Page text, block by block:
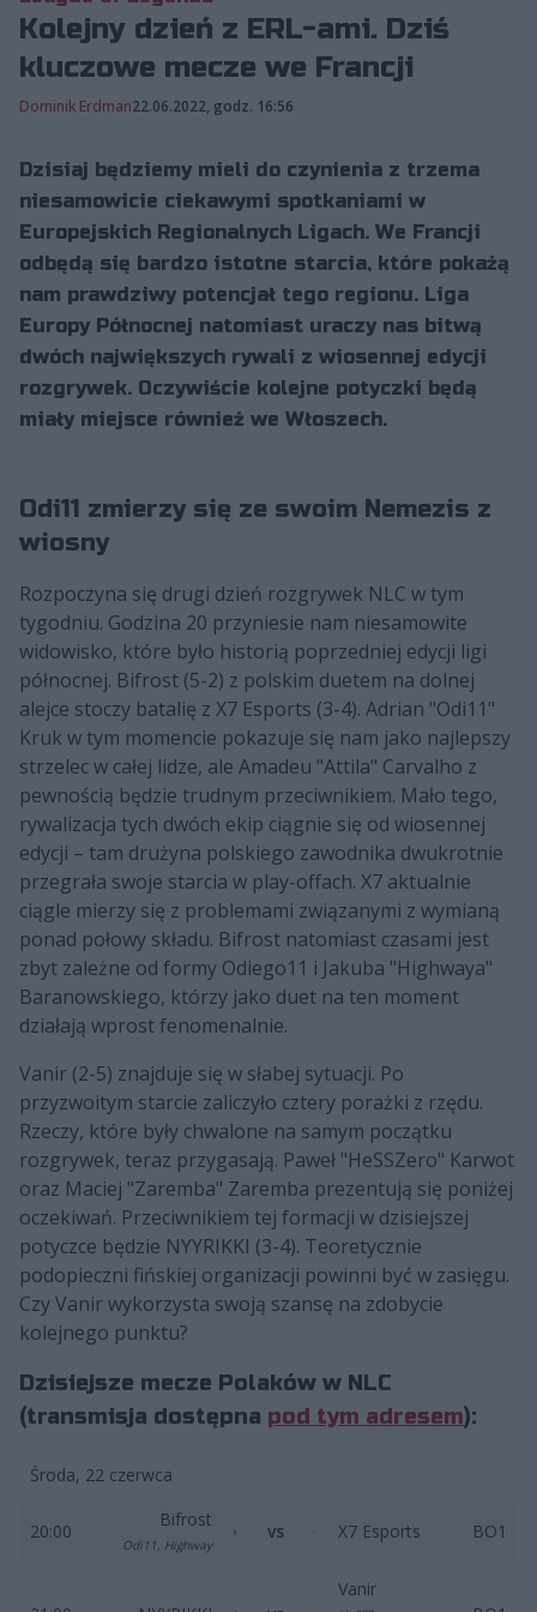
Kolejny dzień z ERL-ami. Dziś
kluczowe mecze we Francji
Dominik Erdman22.06.2022, godz. 16:56
Dzisiaj będziemy mieli do czynienia z trzema
niesamowicie ciekawymi spotkaniami w
Europejskich Regionalnych Ligach. We Francji
odbędą się bardzo istotne starcia, które pokażą
nam prawdziwy potencjał tego regionu. Liga
Europy Północnej natomiast uraczy nas bitwą
dwóch największych rywali z wiosennej edycji
rozgrywek. Oczywiście kolejne potyczki będą
miały miejsce również we Włoszech.
Odi11 zmierzy się ze swoim Nemezis z
wiosny
Rozpoczyna się drugi dzień rozgrywek NLC w tym
tygodniu. Godzina 20 przyniesie nam niesamowite
widowisko, które było historią poprzedniej edycji ligi
północnej. Bifrost (5-2) z polskim duetem na dolnej
alejce stoczy batalię z X7 Esports (3-4). Adrian "Odi11"
Kruk w tym momencie pokazuje się nam jako najlepszy
strzelec w całej lidze, ale Amadeu "Attila" Carvalho z
pewnością będzie trudnym przeciwnikiem. Mało tego,
rywalizacja tych dwóch ekip ciągnie się od wiosennej
edycji – tam drużyna polskiego zawodnika dwukrotnie
przegrała swoje starcia w play-offach. X7 aktualnie
ciągle mierzy się z problemami związanymi z wymianą
ponad połowy składu. Bifrost natomiast czasami jest
zbyt zależne od formy Odiego11 i Jakuba "Highwaya"
Baranowskiego, którzy jako duet na ten moment
działają wprost fenomenalnie.
Vanir (2-5) znajduje się w słabej sytuacji. Po
przyzwoitym starcie zaliczyło cztery porażki z rzędu.
Rzeczy, które były chwalone na samym początku
rozgrywek, teraz przygasają. Paweł "HeSSZero" Karwot
oraz Maciej "Zaremba" Zaremba prezentują się poniżej
oczekiwań. Przeciwnikiem tej formacji w dzisiejszej
potyczce będzie NYYRIKKI (3-4). Teoretycznie
podopieczni fińskiej organizacji powinni być w zasięgu.
Czy Vanir wykorzysta swoją szansę na zdobycie
kolejnego punktu?
Dzisiejsze mecze Polaków w NLC
(transmisja dostępna pod tym adresem):
Środa, 22 czerwca
20:00
Bifrost
Odi11, Highway
vs X7 Esports BO1
Vanir